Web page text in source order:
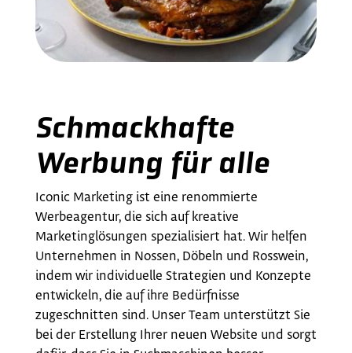
Schmackhafte
Werbung für alle
Iconic Marketing ist eine renommierte
Werbeagentur, die sich auf kreative
Marketinglösungen spezialisiert hat. Wir helfen
Unternehmen in Nossen, Döbeln und Rosswein,
indem wir individuelle Strategien und Konzepte
entwickeln, die auf ihre Bedürfnisse
zugeschnitten sind. Unser Team unterstützt Sie
bei der Erstellung Ihrer neuen Website und sorgt